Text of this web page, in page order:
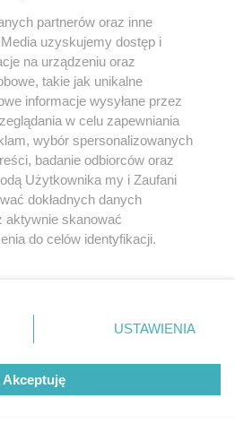
Stylowe kubki i
cenach
partnerów oraz inne
uzyskujemy dostęp i
na urządzeniu oraz
takie jak unikalne
informacje wysyłane przez
w celu zapewniania
wybór spersonalizowanych
badanie odbiorców oraz
Użytkownika my i Zaufani
dokładnych danych
aktywnie skanować
do celów identyfikacji.
przycisk ustawień prywatności
dolnym rogu strony
nie wymagają zgody
sprzeciwić się takiemu
będą miały zastosowanie tylko
USTAWIENIA
Akceptuję